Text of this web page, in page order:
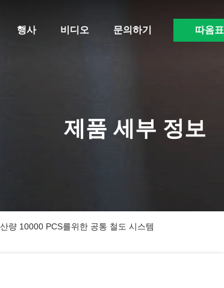
행사 비디오 문의하기 따옴표
제품 세부 정보
량 10000 PCS를위한 공통 철도 시스템